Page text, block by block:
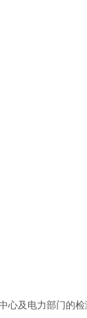
心及电力部门的